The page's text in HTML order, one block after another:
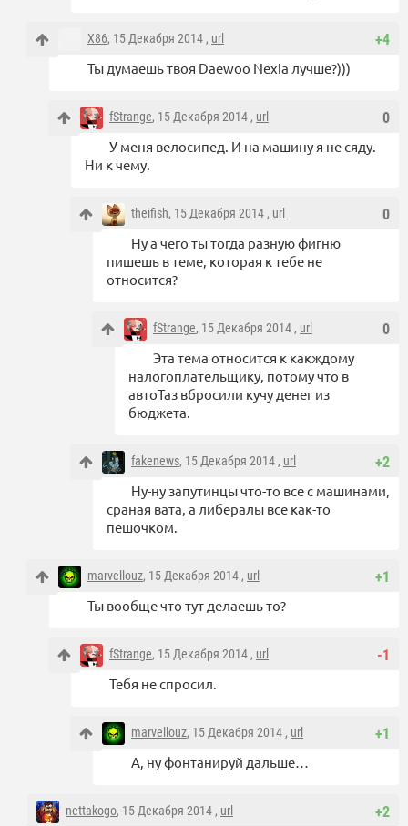
+4
X86, 15 Декабря 2014 , url
Ты думаешь твоя Daewoo Nexia лучше?)))
0
fStrange, 15 Декабря 2014 , url
У меня велосипед. И на машину я не сяду.
Ни к чему.
0
theifish, 15 Декабря 2014 , url
Ну а чего ты тогда разную фигню
пишешь в теме, которая к тебе не
относится?
0
fStrange, 15 Декабря 2014 , url
Эта тема относится к какждому
налогоплательщику, потому что в
автоТаз вбросили кучу денег из
бюджета.
+2
fakenews, 15 Декабря 2014 , url
Ну-ну запутинцы что-то все с машинами,
сраная вата, а либералы все как-то
пешочком.
+1
marvellouz, 15 Декабря 2014 , url
Ты вообще что тут делаешь то?
-1
fStrange, 15 Декабря 2014 , url
Тебя не спросил.
+1
marvellouz, 15 Декабря 2014 , url
А, ну фонтанируй дальше…
+2
nettakogo, 15 Декабря 2014 , url